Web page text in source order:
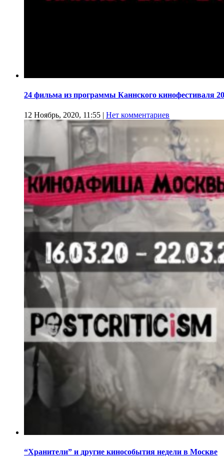
24 фильма из программы Каннского кинофестиваля
12 Ноябрь, 2020, 11:55 | Нет комментариев
“Хранители” и другие кинособытия недели в Москве